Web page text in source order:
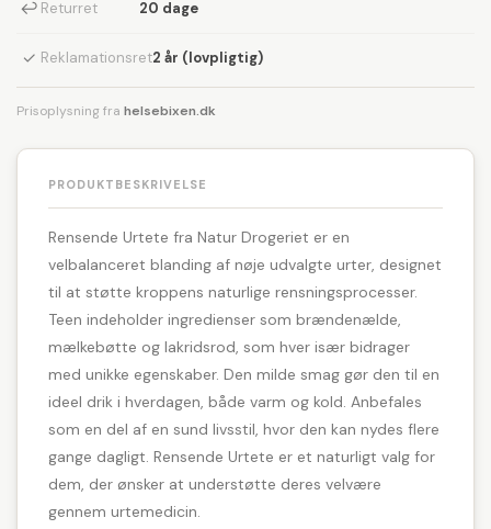
↩ Returret 20 dage
✓ Reklamationsret2 år (lovpligtig)
Prisoplysning fra helsebixen.dk
PRODUKTBESKRIVELSE
Rensende Urtete fra Natur Drogeriet er en
velbalanceret blanding af nøje udvalgte urter, designet
til at støtte kroppens naturlige rensningsprocesser.
Teen indeholder ingredienser som brændenælde,
mælkebøtte og lakridsrod, som hver især bidrager
med unikke egenskaber. Den milde smag gør den til en
ideel drik i hverdagen, både varm og kold. Anbefales
som en del af en sund livsstil, hvor den kan nydes flere
gange dagligt. Rensende Urtete er et naturligt valg for
dem, der ønsker at understøtte deres velvære
gennem urtemedicin.